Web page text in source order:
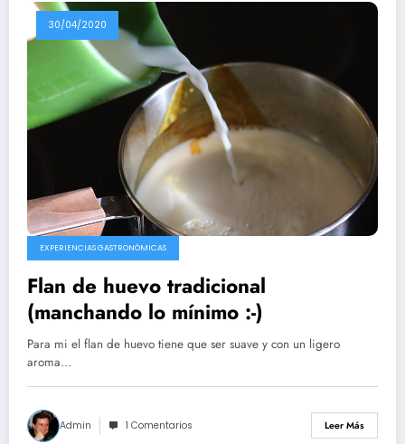
30/04/2020
EXPERIENCIAS GASTRONÓMICAS
Flan de huevo tradicional
(manchando lo mínimo :-)
Para mi el flan de huevo tiene que ser suave y con un ligero
aroma…
Admin 1 Comentarios Leer Más